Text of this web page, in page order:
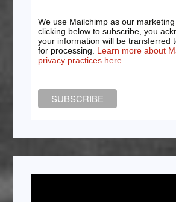
We use Mailchimp as our
clicking below to subscribe, you
your information will be transferred
for processing. Learn more about
privacy practices here.